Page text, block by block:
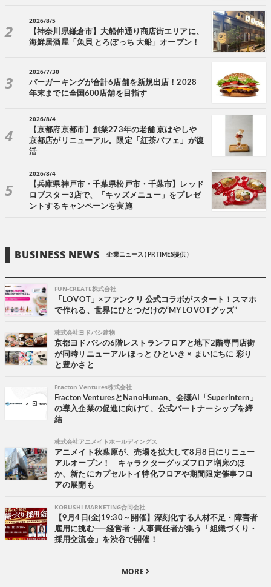
2026/8/5
【神奈川県鎌倉市】大船仲通り商店街エリアに、
海鮮居酒屋「魚貝 とろぼっち 大船」オープン！
2026/7/30
バーガーキングが合計6店舗を新規出店！2028
年末までに全国600店舗を目指す
2026/8/4
【京都府京都市】創業273年の老舗 京はやしや
京都店がリニューアル。限定「紅茶パフェ」が復
活
2026/8/4
【兵庫県神戸市・千葉県松戸市・千葉市】レッド
ロブスター3店で、「キッズメニュー」をプレゼ
ントするキャンペーンを実施
BUSINESS NEWS 企業ニュース ( PR TIMES提供 )
FUN-CREATE株式会社
「LOVOT」×ファンクリ 公式コラボがスタート！スマホ
で作れる、世界にひとつだけの“MY LOVOTグッズ”
株式会社ヨドバシ建物
京都ヨドバシの6階レストランフロアと地下2階専門店街
が同時リニューアル ほっと ひといき × まいにちに 彩り
と豊かさと
Fracton Ventures株式会社
Fracton VenturesとNanoHuman、会議AI「SuperIntern」
の導入企業の促進に向けて、公式パートナーシップを締
結
株式会社アニメイトホールディングス
アニメイト秋葉原が、売場を拡大して8月8日にリニュー
アルオープン！ キャラクターグッズフロア増床のほ
か、新たにカプセルトイ特化フロアや期間限定催事フロ
アの展開も
KOBUSHI MARKETING合同会社
【9月4日(金)19:30～開催】深刻化する人材不足・障害者
雇用に挑む──経営者・人事責任者が集う「組織づくり・
採用交流会」を渋谷で開催！
MORE